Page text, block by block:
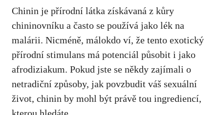
Chinin je přírodní látka získávaná z kůry
chininovníku a často se používá jako lék na
malárii. Nicméně, málokdo ví, že tento exotický
přírodní stimulans má potenciál působit i jako
afrodiziakum. Pokud jste se někdy zajímali o
netradiční způsoby, jak povzbudit váš sexuální
život, chinin by mohl být právě tou ingrediencí,